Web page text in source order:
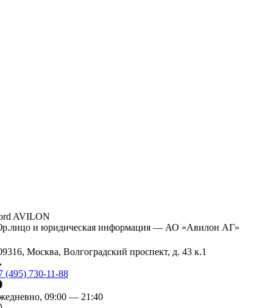
AVILON
и юридическая информация — АО «Авилон АГ»
Москва, Волгоградский проспект, д. 43 к.1
(495) 730-11-88
09:00 — 21:40